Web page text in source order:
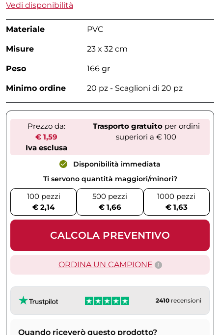
Vedi disponibilità
Materiale PVC
Misure 23 x 32 cm
Peso 166 gr
Minimo ordine 20 pz - Scaglioni di 20 pz
Prezzo da:
€ 1,59
Iva esclusa
Trasporto gratuitoper ordini
superiori a € 100
Disponibilità immediata
Ti servono quantità maggiori/minori?
100 pezzi
€ 2,14
500 pezzi
€ 1,66
1000 pezzi
€ 1,63
CALCOLA PREVENTIVO
ORDINA UN CAMPIONE
2410 recensioni
Quando riceverò questo prodotto?